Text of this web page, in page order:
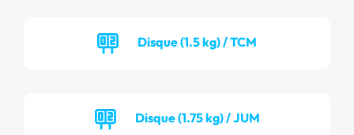
Disque (1.5 kg) / TCM
Disque (1.75 kg) / JUM